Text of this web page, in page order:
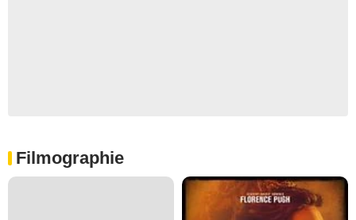
Filmographie